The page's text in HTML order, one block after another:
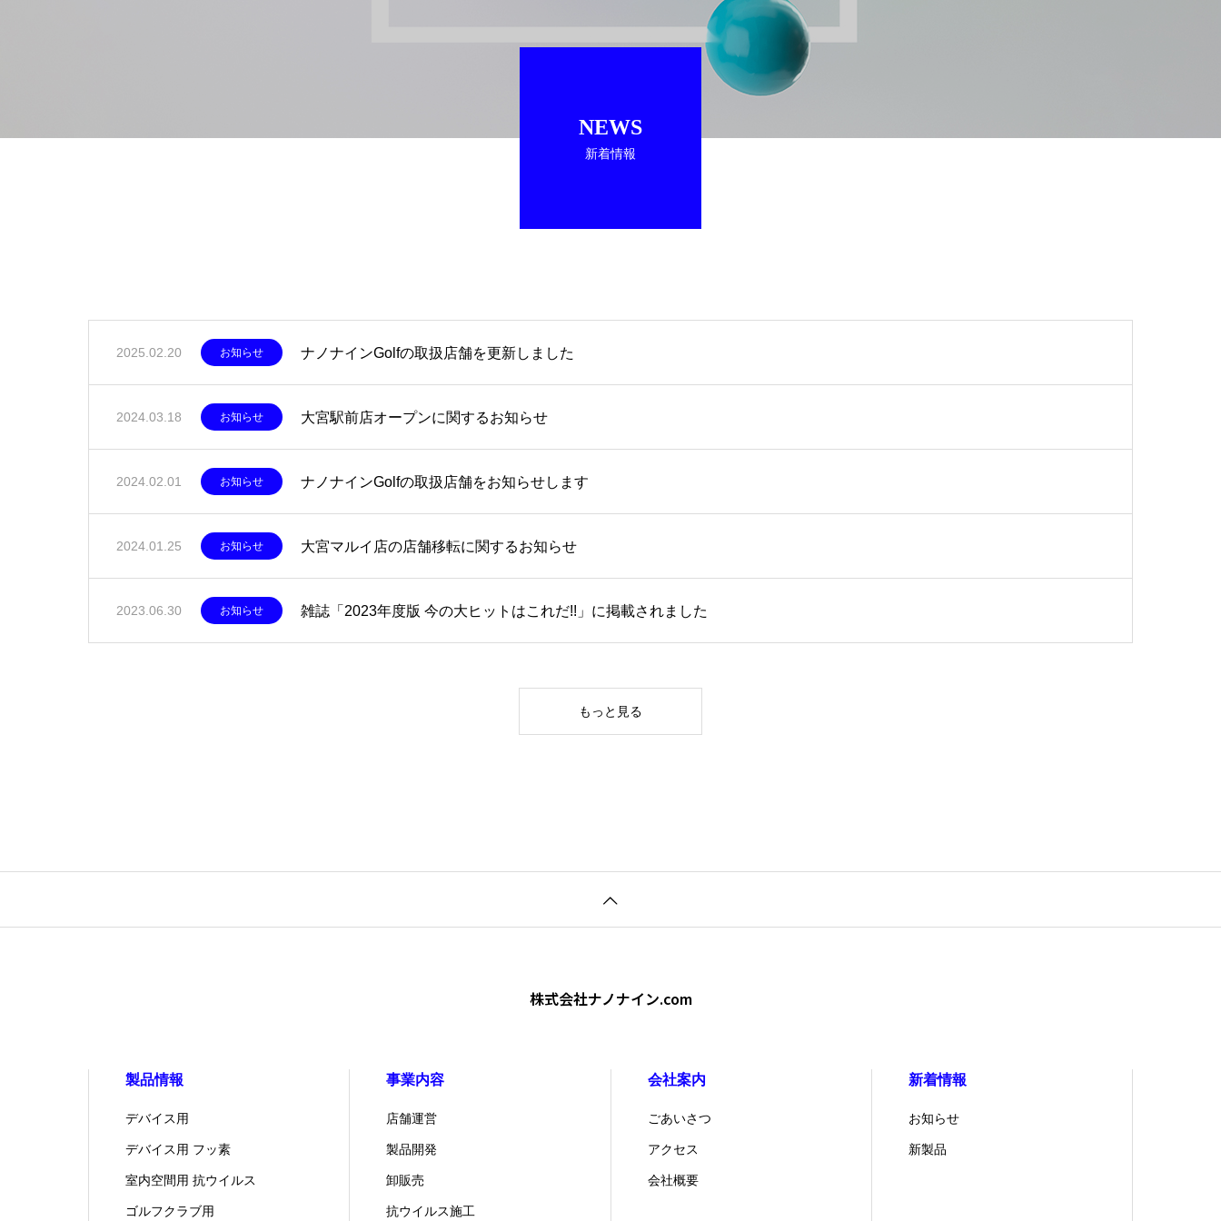
NEWS
新着情報
2025.02.20 お知らせ ナノナインGolfの取扱店舗を更新しました
2024.03.18 お知らせ 大宮駅前店オープンに関するお知らせ
2024.02.01 お知らせ ナノナインGolfの取扱店舗をお知らせします
2024.01.25 お知らせ 大宮マルイ店の店舗移転に関するお知らせ
2023.06.30 お知らせ 雑誌「2023年度版 今の大ヒットはこれだ!!」に掲載されました
もっと見る
株式会社ナノナイン.com
製品情報
デバイス用
デバイス用 フッ素
室内空間用 抗ウイルス
ゴルフクラブ用
事業内容
店舗運営
製品開発
卸販売
抗ウイルス施工
会社案内
ごあいさつ
アクセス
会社概要
新着情報
お知らせ
新製品